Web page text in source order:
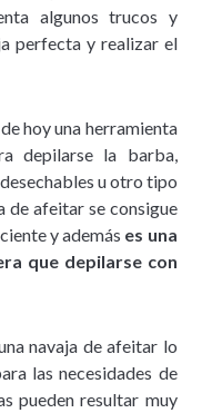
algunos trucos y
perfecta y realizar el
hoy una herramienta
depilarse la barba,
u otro tipo
de afeitar se consigue
y además es una
que depilarse con
navaja de afeitar lo
las necesidades de
pueden resultar muy